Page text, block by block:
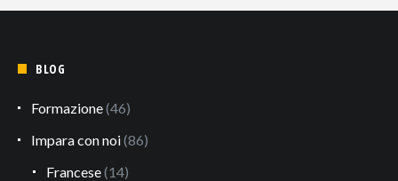
BLOG
Formazione(46)
Impara con noi(86)
Francese(14)